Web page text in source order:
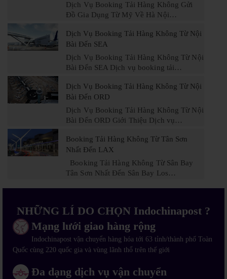
Dịch Vụ Booking Tải Hàng Không Gửi
Đồ Gia Dụng Từ Mỹ Về Hà Nội…
Dịch Vụ Booking Tải Hàng Không Từ Nội
Bài Đến SEA
Dịch Vụ Booking Tải Hàng Không Từ Nội
Bài Đến SEA Dịch vụ booking tải…
Dịch Vụ Booking Tải Hàng Không Từ Nội
Bài Đến ORD
Dịch Vụ Booking Tải Hàng Không Từ Nội
Bài Đến ORD Giới Thiệu Dịch vụ…
Booking Tải Hàng Không Từ Tân Sơn
Nhất Đến LAX
Booking Tải Hàng Không Từ Sân Bay
Tân Sơn Nhất Đến Sân Bay Los…
NHỮNG LÍ DO CHỌN Indochinapost ?
Mạng lưới giao hàng rộng
Indochinapost vận chuyển hàng hóa tới 63 tỉnh/thành phố Toàn
Quốc cùng 220 quốc gia và vùng lãnh thổ trên thế giới
Đa dạng dịch vụ vận chuyển